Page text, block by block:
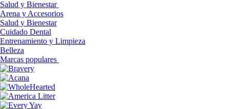
Salud y Bienestar
Arena y Accesorios
Salud y Bienestar
Cuidado Dental
Entrenamiento y Limpieza
Belleza
Marcas populares